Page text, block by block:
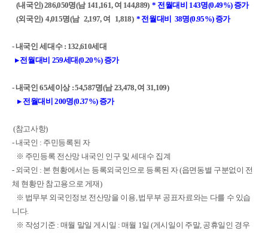
(내국인) 286,050명(남 141,161, 여 144,889) * 전월대비 143명(0.49%) 증가
(외국인) 4,015명(남2,197, 여 1,818) * 전월대비 38명(0.95%) 증가
- 내국인 세대수 : 132,610세대
▸전월대비 259세대(0.20%) 증가
- 내국인65세이상 : 54,587명(남23,478,여 31,109)
▸ 전월대비200명(0.37%) 증가
(참고사항)
- 내국인 : 주민등록된 자
※ 주민등록 전산망 내국인 인구 및 세대수 집계
- 외국인 : 본 현황에서는 등록외국인으로 등록된 자(읍면동별 구분없이 전
체 현황만 참고용으로 게재)
※ 법무부 외국인정보 전산망을 이용,법무부 공표자료와는 다를 수 있습
니다.
※ 작성기준 : 매월 말일 게시일 : 매월 1일(게시일이 주말, 공휴일인 경우